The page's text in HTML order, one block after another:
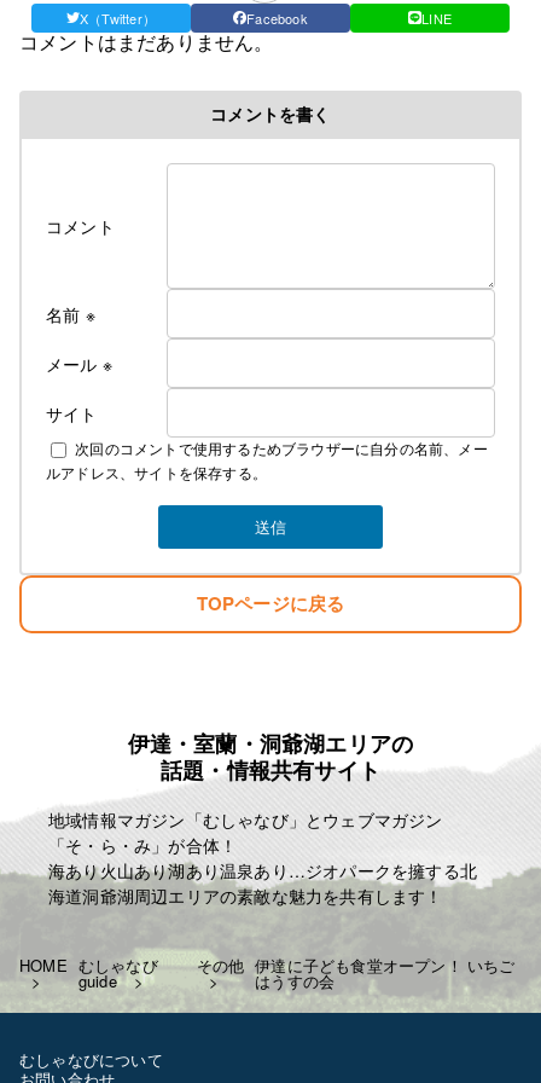
X（Twitter） Facebook LINE
コメントはまだありません。
コメントを書く
コメント
名前 ※
メール ※
サイト
次回のコメントで使用するためブラウザーに自分の名前、メー
ルアドレス、サイトを保存する。
TOPページに戻る
伊達・室蘭・洞爺湖エリアの
話題・情報共有サイト
地域情報マガジン「むしゃなび」とウェブマガジン
「そ・ら・み」が合体！
海あり火山あり湖あり温泉あり…ジオパークを擁する北
海道洞爺湖周辺エリアの素敵な魅力を共有します！
HOME むしゃなび
guide
その他 伊達に子ども食堂オープン！ いちご
はうすの会
むしゃなびについて
お問い合わせ